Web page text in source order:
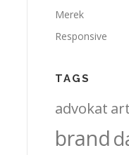
Merek
Responsive
TAGS
advokat
brand